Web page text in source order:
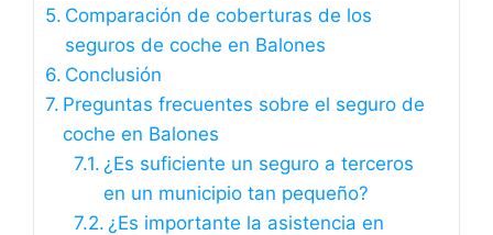
Comparación de coberturas de los
seguros de coche en Balones
Conclusión
Preguntas frecuentes sobre el seguro de
coche en Balones
¿Es suficiente un seguro a terceros
en un municipio tan pequeño?
¿Es importante la asistencia en